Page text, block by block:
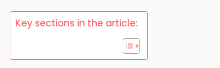
Key sections in the article: